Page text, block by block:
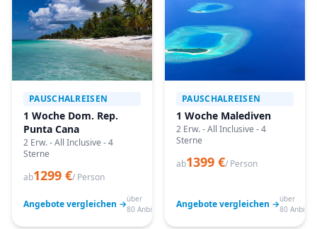
PAUSCHALREISEN
1 Woche Dom. Rep.
Punta Cana
2 Erw. - All Inclusive - 4
Sterne
ab1299 €/ Person
Angebote vergleichen →über
80 Anbieter
PAUSCHALREISEN
1 Woche Malediven
2 Erw. - All Inclusive - 4
Sterne
ab1399 €/ Person
Angebote vergleichen →über
80